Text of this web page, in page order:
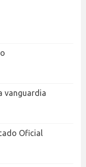
vanguardia
Oficial